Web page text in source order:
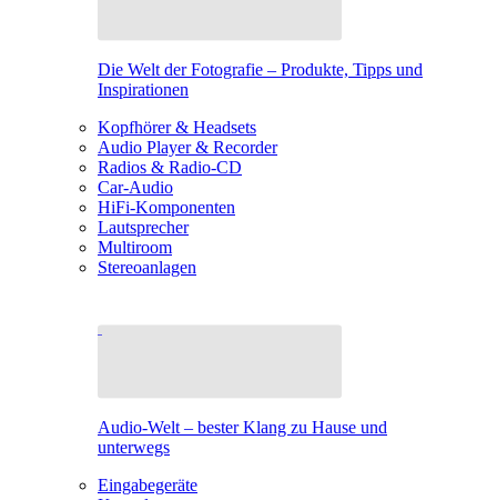
Die Welt der Fotografie – Produkte, Tipps und
Inspirationen
Kopfhörer & Headsets
Audio Player & Recorder
Radios & Radio-CD
Car-Audio
HiFi-Komponenten
Lautsprecher
Multiroom
Stereoanlagen
Audio-Welt – bester Klang zu Hause und
unterwegs
Eingabegeräte